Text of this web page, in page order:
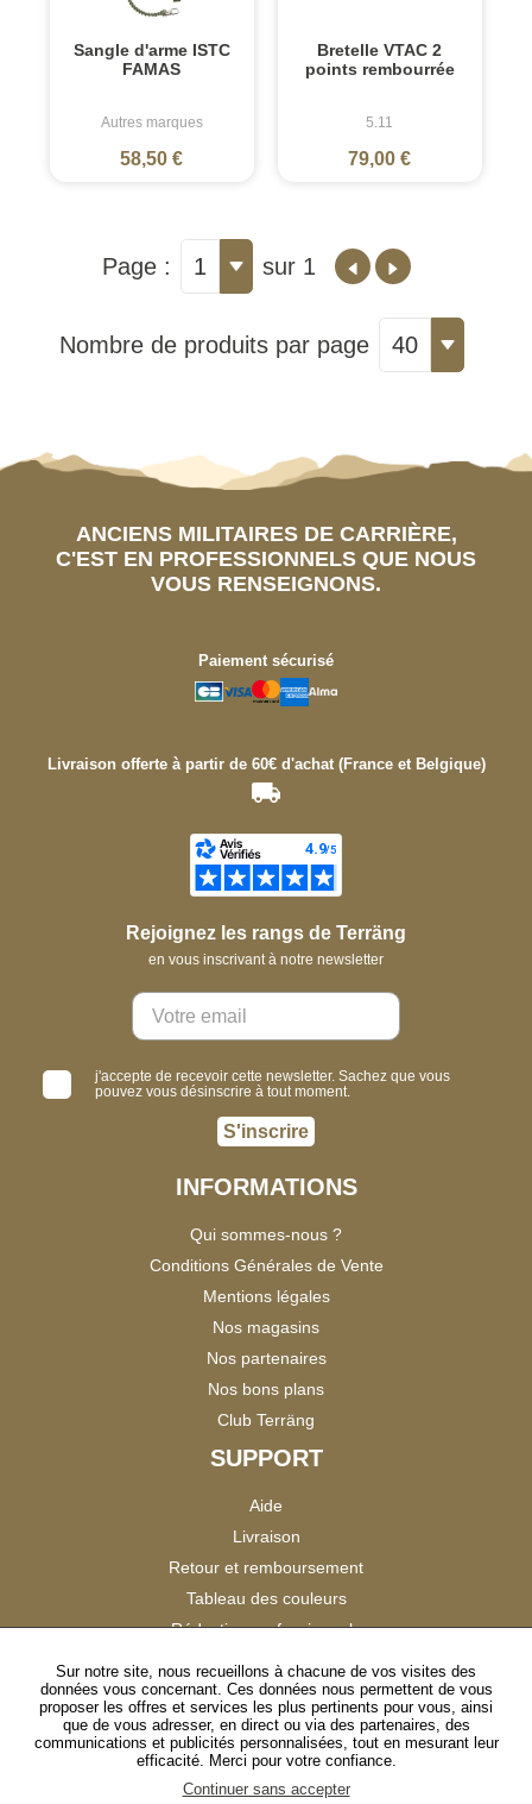
Sangle d'arme ISTC
FAMAS
Autres marques
58,50 €
Bretelle VTAC 2
points rembourrée
5.11
79,00 €
Page : 1 sur 1
Nombre de produits par page 40
ANCIENS MILITAIRES DE CARRIÈRE,
C'EST EN PROFESSIONNELS QUE NOUS
VOUS RENSEIGNONS.
Paiement sécurisé
Livraison offerte à partir de 60€ d'achat (France et Belgique)
Rejoignez les rangs de Terräng
en vous inscrivant à notre newsletter
j'accepte de recevoir cette newsletter. Sachez que vous
pouvez vous désinscrire à tout moment.
S'inscrire
INFORMATIONS
Qui sommes-nous ?
Conditions Générales de Vente
Mentions légales
Nos magasins
Nos partenaires
Nos bons plans
Club Terräng
SUPPORT
Aide
Livraison
Retour et remboursement
Tableau des couleurs
Réduction professionnels
Satisfaction Clients
SUIVEZ-NOUS
Sur notre site, nous recueillons à chacune de vos visites des
données vous concernant. Ces données nous permettent de vous
proposer les offres et services les plus pertinents pour vous, ainsi
que de vous adresser, en direct ou via des partenaires, des
communications et publicités personnalisées, tout en mesurant leur
efficacité. Merci pour votre confiance.
Continuer sans accepter